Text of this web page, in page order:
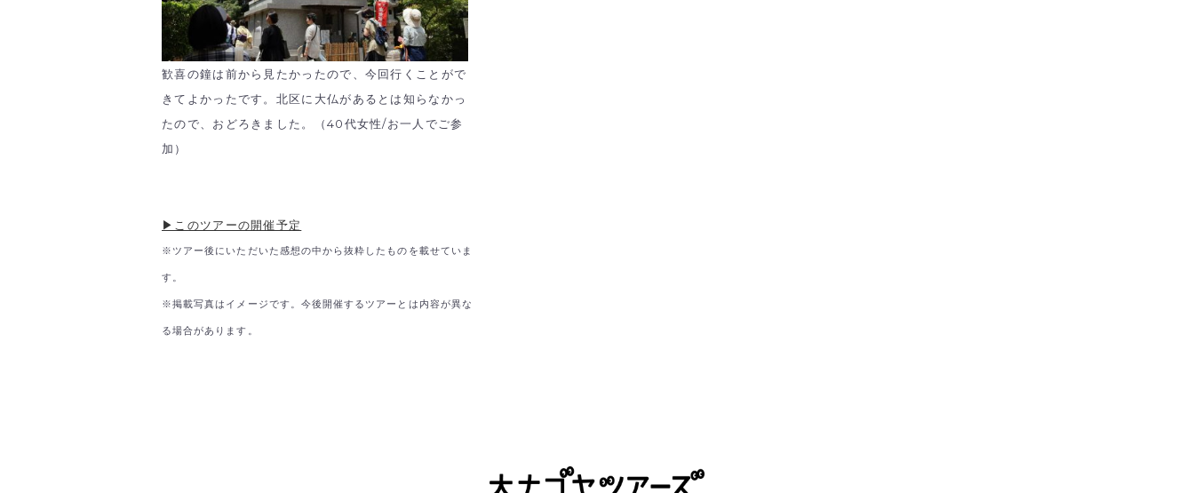
歓喜の鐘は前から見たかったので、今回行くことがで
きてよかったです。北区に大仏があるとは知らなかっ
たので、おどろきました。（40代女性/お一人でご参
加）
▶このツアーの開催予定
※ツアー後にいただいた感想の中から抜粋したものを載せていま
す。
※掲載写真はイメージです。今後開催するツアーとは内容が異な
る場合があります。